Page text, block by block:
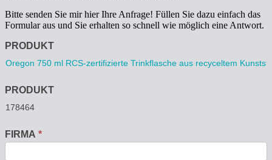
Bitte senden Sie mir hier Ihre Anfrage! Füllen Sie dazu einfach das
Formular aus und Sie erhalten so schnell wie möglich eine Antwort.
Anfrage
PRODUKT
PRODUKT
FIRMA *